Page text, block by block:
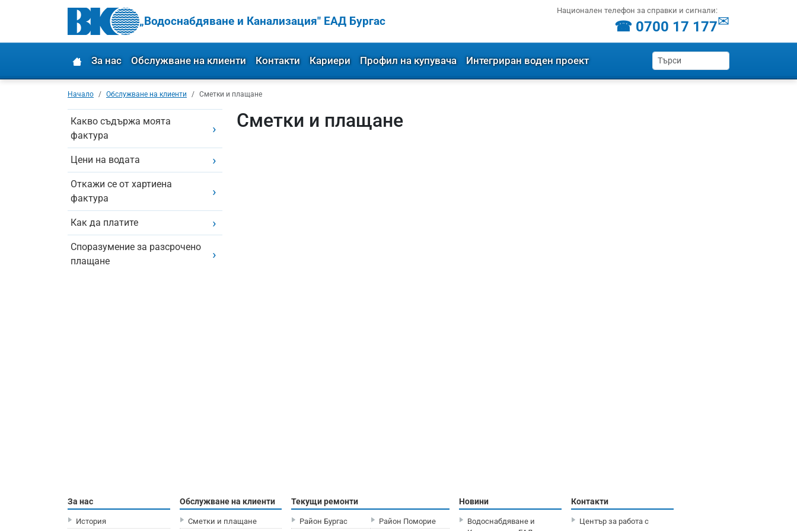
„Водоснабдяване и Канализация" ЕАД Бургас
Национален телефон за справки и сигнали:
☎ 0700 17 177✉
За нас Обслужване на клиенти Контакти Кариери Профил на купувача Интегриран воден проект
Начало Обслужване на клиенти Сметки и плащане
Какво съдържа моята
фактура
Цени на водата
Откажи се от хартиена
фактура
Как да платите
Споразумение за разсрочено
плащане
Сметки и плащане
За нас
История
Обслужване на клиенти
Сметки и плащане
Текущи ремонти
Район Бургас Район Поморие
Новини
Водоснабдяване и
Контакти
Център за работа с